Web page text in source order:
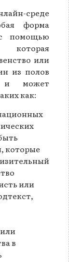
среде
форма
помощью
или
из полов
и может
как:
которые
или
в